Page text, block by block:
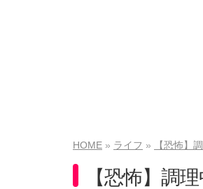
HOME ライフ 【恐怖】
【恐怖】調